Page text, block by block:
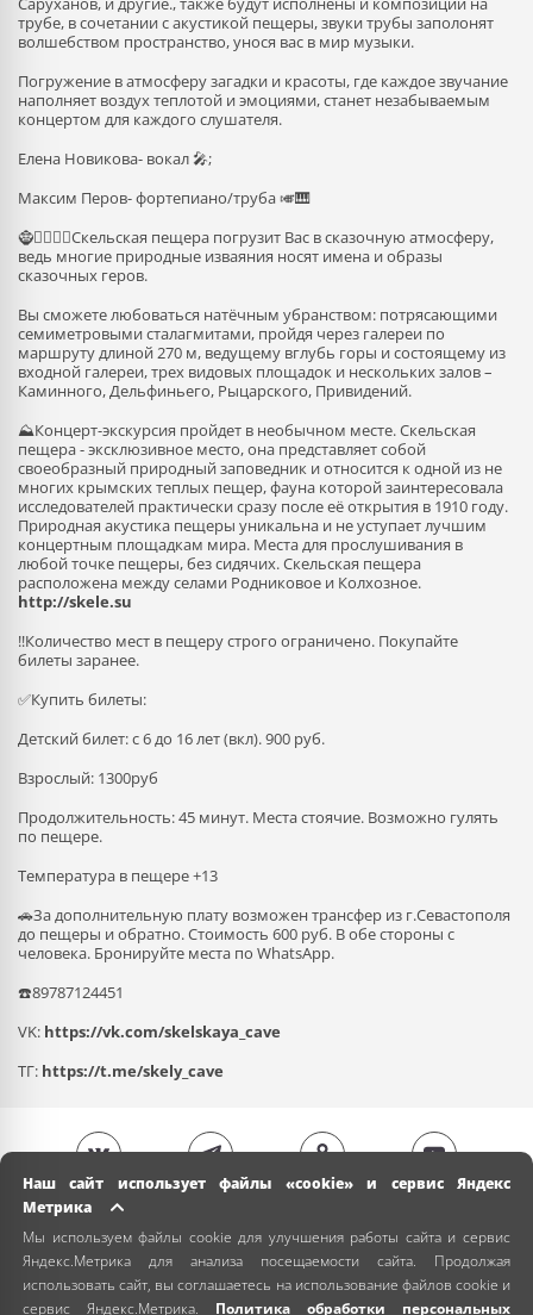
трубе, в сочетании с акустикой пещеры, звуки трубы заполонят
волшебством пространство, унося вас в мир музыки.
Погружение в атмосферу загадки и красоты, где каждое звучание
наполняет воздух теплотой и эмоциями, станет незабываемым
концертом для каждого слушателя.
Елена Новикова- вокал 🎤;
Максим Перов- фортепиано/труба 🎺🎹
🧌🧙‍♂️🧚‍♀️Скельская пещера погрузит Вас в сказочную атмосферу,
ведь многие природные изваяния носят имена и образы
сказочных геров.
Вы сможете любоваться натёчным убранством: потрясающими
семиметровыми сталагмитами, пройдя через галереи по
маршруту длиной 270 м, ведущему вглубь горы и состоящему из
входной галереи, трех видовых площадок и нескольких залов –
Каминного, Дельфиньего, Рыцарского, Привидений.
⛰️Концерт-экскурсия пройдет в необычном месте. Скельская
пещера - эксклюзивное место, она представляет собой
своеобразный природный заповедник и относится к одной из не
многих крымских теплых пещер, фауна которой заинтересовала
исследователей практически сразу после её открытия в 1910 году.
Природная акустика пещеры уникальна и не уступает лучшим
концертным площадкам мира. Места для прослушивания в
любой точке пещеры, без сидячих. Скельская пещера
расположена между селами Родниковое и Колхозное.
http://skele.su
‼️Количество мест в пещеру строго ограничено. Покупайте
билеты заранее.
✅Купить билеты:
Детский билет: с 6 до 16 лет (вкл). 900 руб.
Взрослый: 1300руб
Продолжительность: 45 минут. Места стоячие. Возможно гулять
по пещере.
Температура в пещере +13
🚗За дополнительную плату возможен трансфер из г.Севастополя
до пещеры и обратно. Стоимость 600 руб. В обе стороны с
человека. Бронируйте места по WhatsApp.
☎️89787124451
VK: https://vk.com/skelskaya_cave
ТГ: https://t.me/skely_cave
Наш сайт использует файлы «cookie» и сервис Яндекс
Метрика
Мы используем файлы cookie для улучшения работы сайта и сервис
Яндекс.Метрика для анализа посещаемости сайта. Продолжая
использовать сайт, вы соглашаетесь на использование файлов cookie и
сервис Яндекс.Метрика. Политика обработки персональных